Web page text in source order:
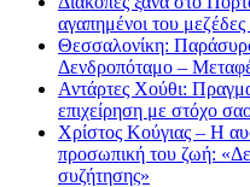
αγαπημένοι του
Θεσσαλονίκη:
Δενδροπόταμο –
Αντάρτες Χούθι:
επιχείρηση με στόχο
Χρίστος Κούγιας – Η
προσωπική του ζωή:
συζήτησης»